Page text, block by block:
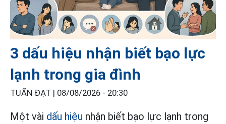
3 dấu hiệu nhận biết bạo lực
lạnh trong gia đình
TUẤN ĐẠT | 08/08/2026 - 20:30
Một vài dấu hiệu nhận biết bạo lực lạnh trong